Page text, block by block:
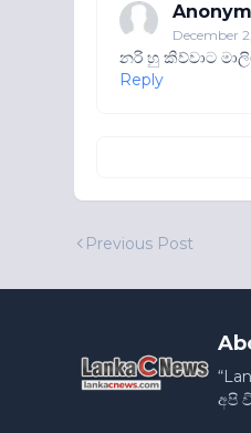
December
නරි හු කිව්වාට
Reply
Previous Post
අපි